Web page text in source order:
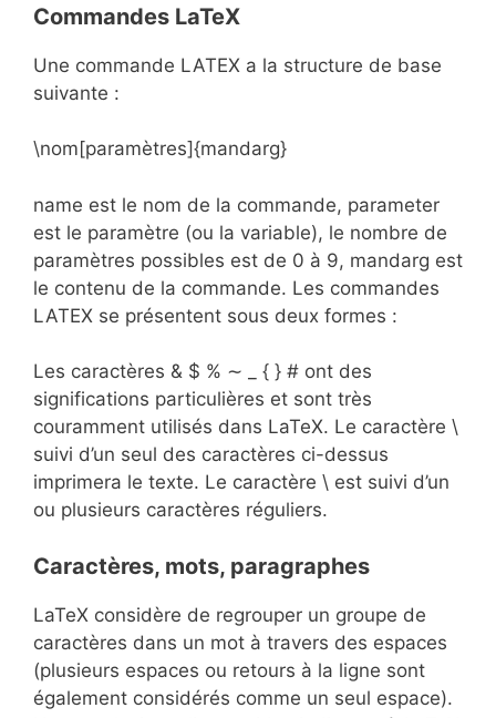
Commandes LaTeX
Une commande LATEX a la structure de base
suivante :
\nom[paramètres]{mandarg}
name est le nom de la commande, parameter
est le paramètre (ou la variable), le nombre de
paramètres possibles est de 0 à 9, mandarg est
le contenu de la commande. Les commandes
LATEX se présentent sous deux formes :
Les caractères & $ % ∼ _ { } # ont des
significations particulières et sont très
couramment utilisés dans LaTeX. Le caractère \
suivi d’un seul des caractères ci-dessus
imprimera le texte. Le caractère \ est suivi d’un
ou plusieurs caractères réguliers.
Caractères, mots, paragraphes
LaTeX considère de regrouper un groupe de
caractères dans un mot à travers des espaces
(plusieurs espaces ou retours à la ligne sont
également considérés comme un seul espace).